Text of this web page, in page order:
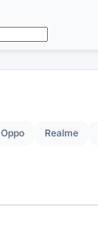
Oppo Realme